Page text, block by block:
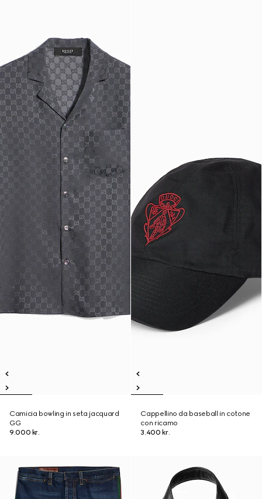
Camicia bowling in seta jacquard
GG
9.000 kr.
Cappellino da baseball in cotone
con ricamo
3.400 kr.